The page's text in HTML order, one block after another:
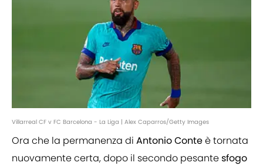
Villarreal CF v FC Barcelona - La Liga | Alex Caparros/Getty Images
Ora che la permanenza di AntonioConteè tornata
nuovamente certa, dopo il secondo pesantesfogo